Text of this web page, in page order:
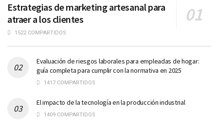
Estrategias de marketing artesanal para
atraer a los clientes
1522 COMPARTIDOS
Evaluación de riesgos laborales para empleadas de hogar:
guía completa para cumplir con la normativa en 2025
1417 COMPARTIDOS
El impacto de la tecnología en la producción industrial
1409 COMPARTIDOS